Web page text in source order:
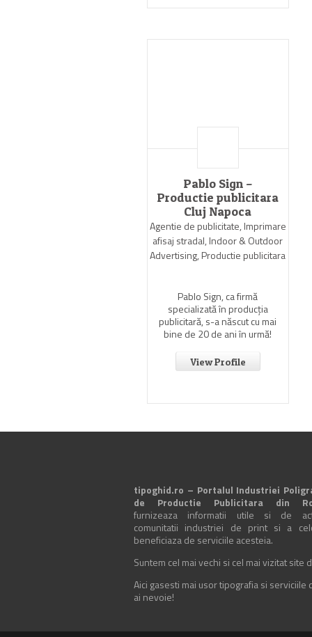
Pablo Sign –
Productie publicitara
Cluj Napoca
Agentie de publicitate, Imprimare
afisaj stradal, Indoor & Outdoor
Advertising, Productie publicitara
Pablo Sign, ca firmă
specializată în producția
publicitară, s-a născut cu mai
bine de 20 de ani în urmă!
View Profile
tipoghid.ro – Portalul Industriei
de Productie Publicitara din
furnizeaza informatii utile si de
comunitatii industriei de print si a
beneficiaza de serviciile acesteia.
Suntem cel mai vechi si cel mai vizitat site
Aici gasesti mai usor tipografia si serviciile
ai nevoie!